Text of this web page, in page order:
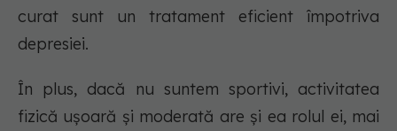
curat sunt un tratament eficient împotriva
depresiei.
În plus, dacă nu suntem sportivi, activitatea
fizică ușoară și moderată are și ea rolul ei, mai